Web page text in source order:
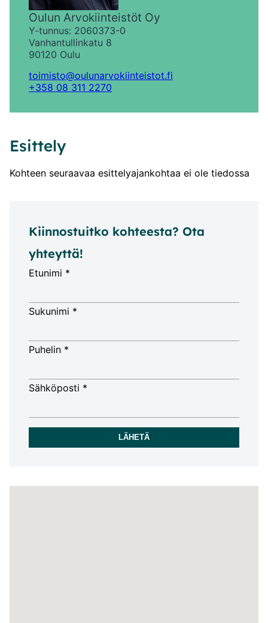
Oulun Arvokiinteistöt Oy
Y-tunnus: 2060373-0
Vanhantullinkatu 8
90120 Oulu
toimisto@oulunarvokiinteistot.fi
+358 08 311 2270
Esittely
Kohteen seuraavaa esittelyajankohtaa ei ole tiedossa
Kiinnostuitko kohteesta? Ota
yhteyttä!
Etunimi *
Sukunimi *
Puhelin *
Sähköposti *